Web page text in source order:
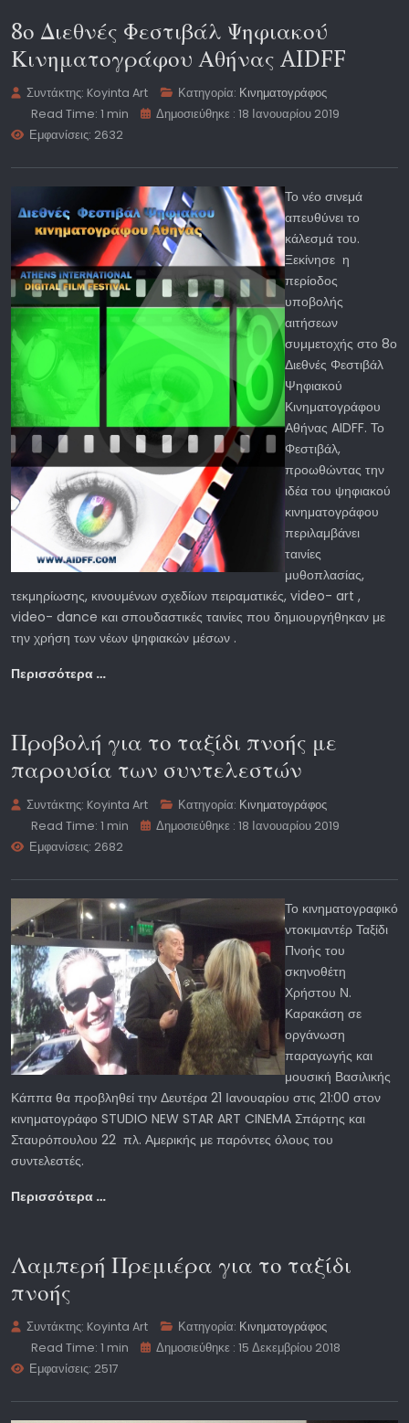
8ο Διεθνές Φεστιβάλ Ψηφιακού
Κινηματογράφου Αθήνας AIDFF
Συντάκτης: Koyinta Art Κατηγορία: Κινηματογράφος
Read Time: 1 min
Δημοσιεύθηκε : 18 Ιανουαρίου 2019
Εμφανίσεις: 2632
Το νέο σινεμά
απευθύνει το
κάλεσμά του.
Ξεκίνησε η
περίοδος
υποβολής
αιτήσεων
συμμετοχής στο 8ο
Διεθνές Φεστιβάλ
Ψηφιακού
Κινηματογράφου
Αθήνας AIDFF. Το
Φεστιβάλ,
προωθώντας την
ιδέα του ψηφιακού
κινηματογράφου
περιλαμβάνει
ταινίες
μυθοπλασίας,
τεκμηρίωσης, κινουμένων σχεδίων πειραματικές, video- art ,
video- dance και σπουδαστικές ταινίες που δημιουργήθηκαν με
την χρήση των νέων ψηφιακών μέσων .
Περισσότερα …
Προβολή για το ταξίδι πνοής με
παρουσία των συντελεστών
Συντάκτης: Koyinta Art Κατηγορία: Κινηματογράφος
Read Time: 1 min
Δημοσιεύθηκε : 18 Ιανουαρίου 2019
Εμφανίσεις: 2682
Το κινηματογραφικό
ντοκιμαντέρ Ταξίδι
Πνοής του
σκηνοθέτη
Χρήστου Ν.
Καρακάση σε
οργάνωση
παραγωγής και
μουσική Βασιλικής
Κάππα θα προβληθεί την Δευτέρα 21 Ιανουαρίου στις 21:00 στον
κινηματογράφο STUDIO NEW STAR ART CINEMA Σπάρτης και
Σταυρόπουλου 22 πλ. Αμερικής με παρόντες όλους του
συντελεστές.
Περισσότερα …
Λαμπερή Πρεμιέρα για το ταξίδι
πνοής
Συντάκτης: Koyinta Art Κατηγορία: Κινηματογράφος
Read Time: 1 min
Δημοσιεύθηκε : 15 Δεκεμβρίου 2018
Εμφανίσεις: 2517